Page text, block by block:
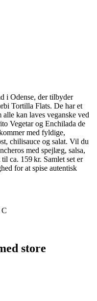
i Odense, der tilbyder
Tortilla Flats. De har et
kan laves veganske ved
Vegetar og Enchilada de
med fyldige,
chilisauce og salat. Vil du
med spejlæg, salsa,
ca. 159 kr. Samlet set er
for at spise autentisk
C
store